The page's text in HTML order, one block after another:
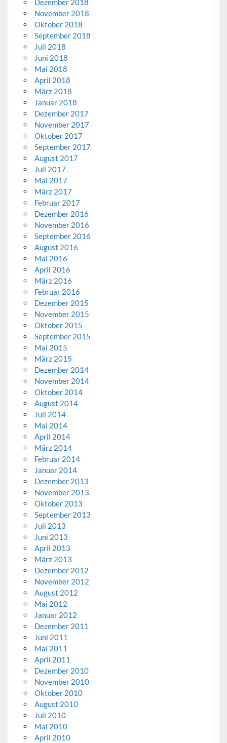
November 2018
Oktober 2018
September 2018
Juli 2018
Juni 2018
Mai 2018
April 2018
März 2018
Januar 2018
Dezember 2017
November 2017
Oktober 2017
September 2017
August 2017
Juli 2017
Mai 2017
März 2017
Februar 2017
Dezember 2016
November 2016
September 2016
August 2016
Mai 2016
April 2016
März 2016
Februar 2016
Dezember 2015
November 2015
Oktober 2015
September 2015
Mai 2015
März 2015
Dezember 2014
November 2014
Oktober 2014
August 2014
Juli 2014
Mai 2014
April 2014
März 2014
Februar 2014
Januar 2014
Dezember 2013
November 2013
Oktober 2013
September 2013
Juli 2013
Juni 2013
April 2013
März 2013
Dezember 2012
November 2012
August 2012
Mai 2012
Januar 2012
Dezember 2011
Juni 2011
Mai 2011
April 2011
Dezember 2010
November 2010
Oktober 2010
August 2010
Juli 2010
Mai 2010
April 2010